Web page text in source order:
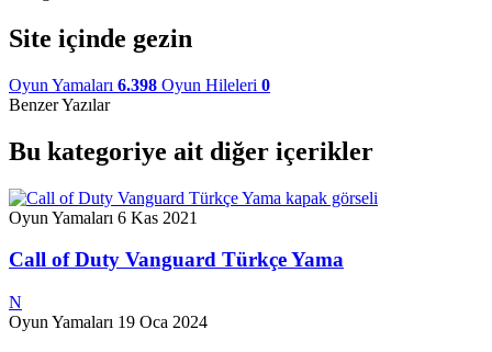
Site içinde gezin
Oyun Yamaları 6.398 Oyun Hileleri 0
Benzer Yazılar
Bu kategoriye ait diğer içerikler
Oyun Yamaları 6 Kas 2021
Call of Duty Vanguard Türkçe Yama
N
Oyun Yamaları 19 Oca 2024